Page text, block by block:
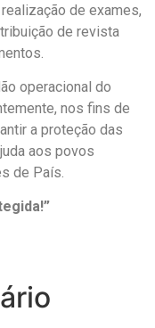
de exames,
de revista
operacional do
nos fins de
a proteção das
aos povos
de País.